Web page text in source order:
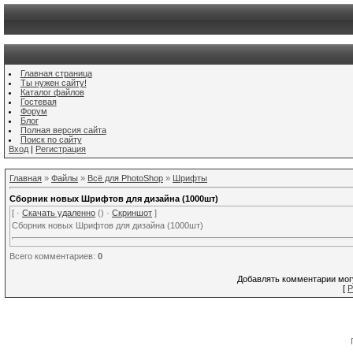
Главная страница
Ты нужен сайту!
Каталог файлов
Гостевая
Форум
Блог
Полная версия сайта
Поиск по сайту
Вход | Регистрация
Главная » Файлы » Всё для PhotoShop » Шрифты
Сборник новых Шрифтов для дизайна (1000шт)
[ · Скачать удаленно () · Скриншот ]
Сборник новых Шрифтов для дизайна (1000шт)
Всего комментариев: 0
Добавлять комментарии
[